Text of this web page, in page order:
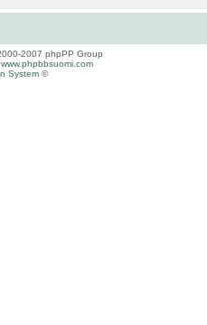
2007 phpPP Group
www.phpbbsuomi.com
System ©